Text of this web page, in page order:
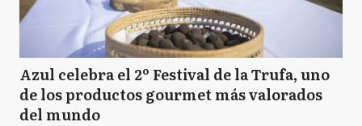
Azul celebra el 2º Festival de la Trufa, uno
de los productos gourmet más valorados
del mundo